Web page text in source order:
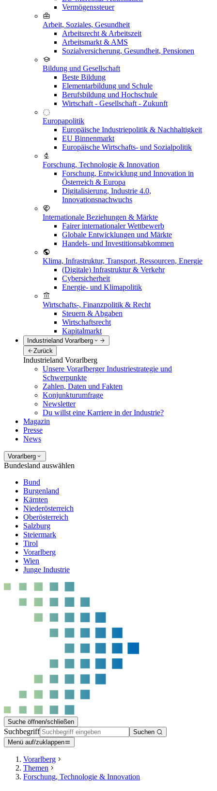
Vermögenssteuer
Arbeit, Soziales, Gesundheit
Arbeitsrecht & Arbeitszeit
Arbeitsmarkt & AMS
Sozialversicherung, Gesundheit, Pensionen
Bildung und Gesellschaft
Beste Bildung
Elementarbildung und Schule
Berufsbildung und Hochschule
Wirtschaft - Gesellschaft - Zukunft
Europapolitik
Europäische Industriepolitik & Nachhaltigkeit
EU Binnenmarkt
Europäische Wirtschafts- und Sozialpolitik
Forschung, Technologie & Innovation
Forschung, Entwicklung und Innovation in
Österreich & Europa
Digitalisierung, Industrie 4.0,
Innovationsnachwuchs
Internationale Beziehungen & Märkte
Fairer internationaler Wettbewerb
Globale Entwicklungen und Märkte
Handels- und Investitionsabkommen
Klima, Infrastruktur, Transport, Ressourcen, Energie
(Digitale) Infrastruktur & Verkehr
Cybersicherheit
Energie- und Klimapolitik
Wirtschafts-, Finanzpolitik & Recht
Steuern & Abgaben
Wirtschaftsrecht
Kapitalmarkt
Industrieland Vorarlberg
Zurück
Industrieland Vorarlberg
Unsere Vorarlberger Industriestrategie und
Schwerpunkte
Zahlen, Daten und Fakten
Konjunkturumfrage
Newsletter
Du willst eine Karriere in der Industrie?
Magazin
Presse
News
Vorarlberg
Bundesland auswählen
Bund
Burgenland
Kärnten
Niederösterreich
Oberösterreich
Salzburg
Steiermark
Tirol
Vorarlberg
Wien
Junge Industrie
Suche öffnen/schließen
Suchbegriff
Suchen
Menü auf/zuklappen
Vorarlberg
Themen
Forschung, Technologie & Innovation